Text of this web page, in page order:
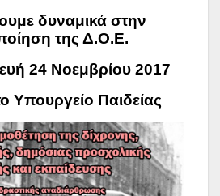
δυναμικά στην
της Δ.Ο.Ε.
24 Νοεμβρίου 2017
Υπουργείο Παιδείας